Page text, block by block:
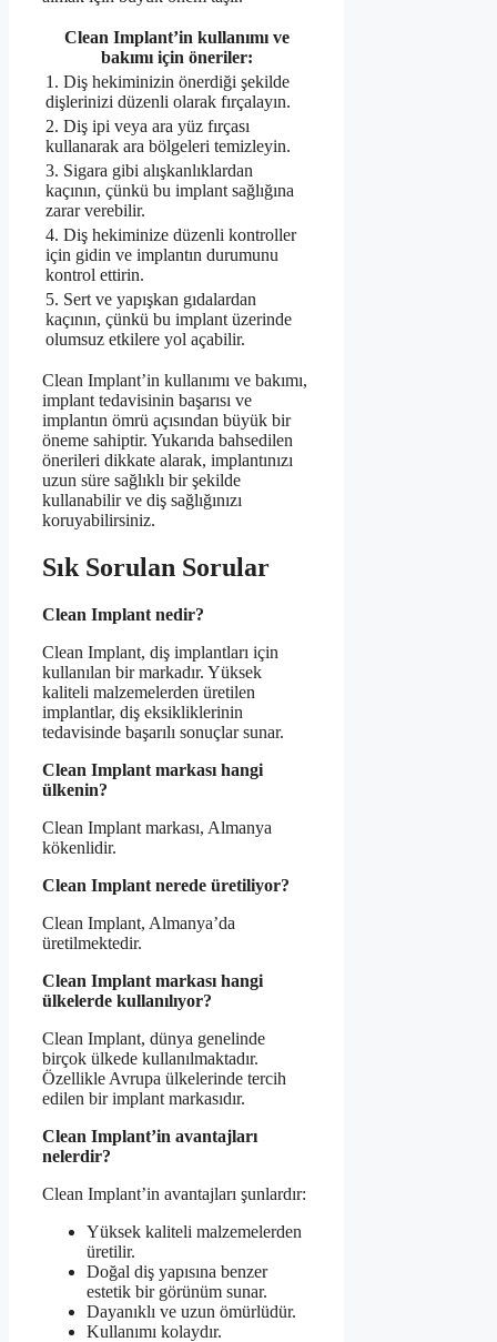
Clean Implant’in kullanımı ve
bakımı için öneriler:
1. Diş hekiminizin önerdiği şekilde
dişlerinizi düzenli olarak fırçalayın.
2. Diş ipi veya ara yüz fırçası
kullanarak ara bölgeleri temizleyin.
3. Sigara gibi alışkanlıklardan
kaçının, çünkü bu implant sağlığına
zarar verebilir.
4. Diş hekiminize düzenli kontroller
için gidin ve implantın durumunu
kontrol ettirin.
5. Sert ve yapışkan gıdalardan
kaçının, çünkü bu implant üzerinde
olumsuz etkilere yol açabilir.
Clean Implant’in kullanımı ve bakımı,
implant tedavisinin başarısı ve
implantın ömrü açısından büyük bir
öneme sahiptir. Yukarıda bahsedilen
önerileri dikkate alarak, implantınızı
uzun süre sağlıklı bir şekilde
kullanabilir ve diş sağlığınızı
koruyabilirsiniz.
Sık Sorulan Sorular
Clean Implant nedir?
Clean Implant, diş implantları için
kullanılan bir markadır. Yüksek
kaliteli malzemelerden üretilen
implantlar, diş eksikliklerinin
tedavisinde başarılı sonuçlar sunar.
Clean Implant markası hangi
ülkenin?
Clean Implant markası, Almanya
kökenlidir.
Clean Implant nerede üretiliyor?
Clean Implant, Almanya’da
üretilmektedir.
Clean Implant markası hangi
ülkelerde kullanılıyor?
Clean Implant, dünya genelinde
birçok ülkede kullanılmaktadır.
Özellikle Avrupa ülkelerinde tercih
edilen bir implant markasıdır.
Clean Implant’in avantajları
nelerdir?
Clean Implant’in avantajları şunlardır:
Yüksek kaliteli malzemelerden
üretilir.
Doğal diş yapısına benzer
estetik bir görünüm sunar.
Dayanıklı ve uzun ömürlüdür.
Kullanımı kolaydır.